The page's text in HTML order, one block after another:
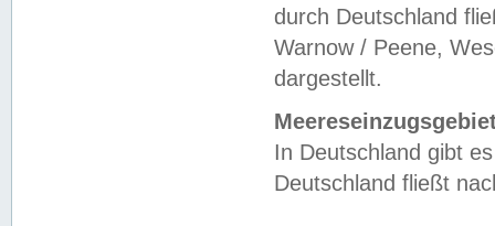
durch Deutschland
Warnow / Peene,
dargestellt.
In Deutschland gibt
Deutschland fließt